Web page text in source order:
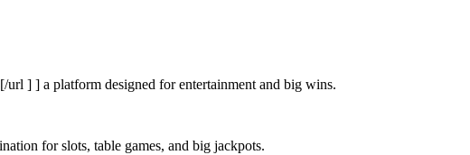
] ] a platform designed for entertainment and big wins.
for slots, table games, and big jackpots.